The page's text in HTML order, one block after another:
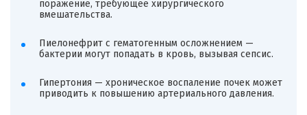
поражение, требующее хирургического
вмешательства.
Пиелонефрит с гематогенным осложнением —
бактерии могут попадать в кровь, вызывая сепсис.
Гипертония — хроническое воспаление почек может
приводить к повышению артериального давления.